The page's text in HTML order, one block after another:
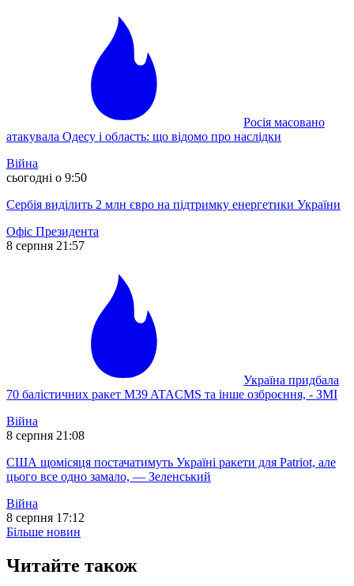
Росія масовано
атакувала Одесу і область: що відомо про наслідки
Війна
сьогодні о 9:50
Сербія виділить 2 млн євро на підтримку енергетики України
Офіс Президента
8 серпня 21:57
Україна придбала
70 балістичних ракет M39 ATACMS та інше озброєння, - ЗМІ
Війна
8 серпня 21:08
США щомісяця постачатимуть Україні ракети для Patriot, але
цього все одно замало, — Зеленський
Війна
8 серпня 17:12
Більше новин
Читайте також